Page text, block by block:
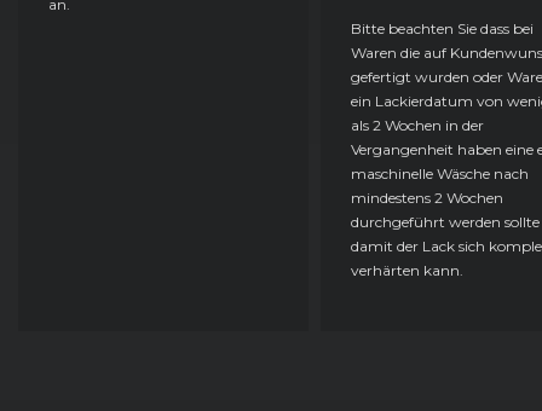
an.
Bitte beachten Sie dass bei
Waren die auf
gefertigt wurden oder
ein Lackierdatum von
als 2 Wochen in der
Vergangenheit haben eine
maschinelle Wäsche nach
mindestens 2 Wochen
durchgeführt werden sollte
damit der Lack sich
verhärten kann.